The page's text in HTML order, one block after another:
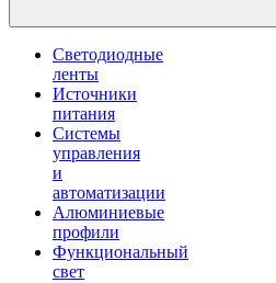
Светодиодные
ленты
Источники
питания
Системы
управления
и
автоматизации
Алюминиевые
профили
Функциональный
свет